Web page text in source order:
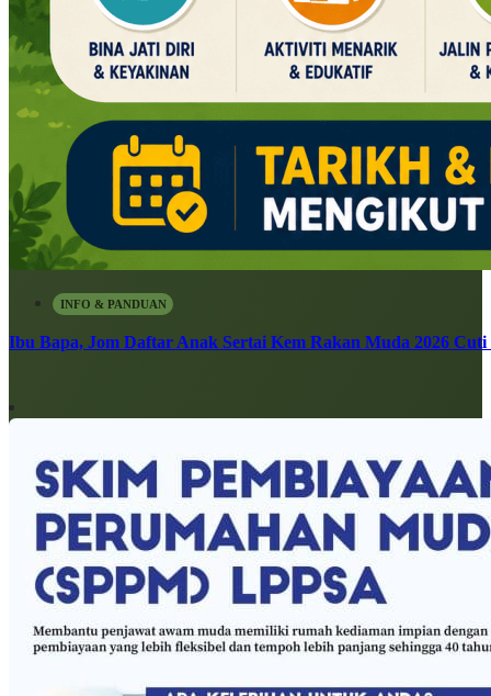
INFO & PANDUAN
Ibu Bapa, Jom Daftar Anak Sertai Kem Rakan Muda 2026